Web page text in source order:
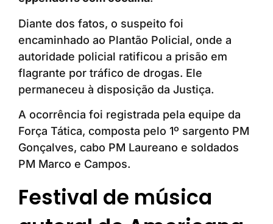
Diante dos fatos, o suspeito foi
encaminhado ao Plantão Policial, onde a
autoridade policial ratificou a prisão em
flagrante por tráfico de drogas. Ele
permaneceu à disposição da Justiça.
A ocorrência foi registrada pela equipe da
Força Tática, composta pelo 1º sargento PM
Gonçalves, cabo PM Laureano e soldados
PM Marco e Campos.
Festival de música